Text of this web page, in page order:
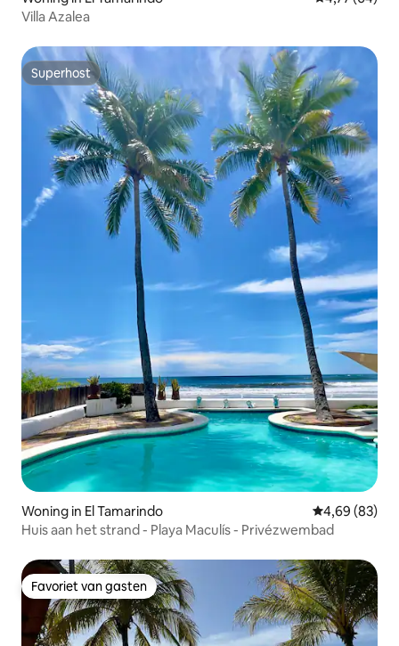
Villa Azalea
Superhost
Superhost
Woning in El Tamarindo Gemiddelde
4,69 (83)
Huis aan het strand - Playa Maculís - Privézwembad
Favoriet van gasten
Favoriet van gasten